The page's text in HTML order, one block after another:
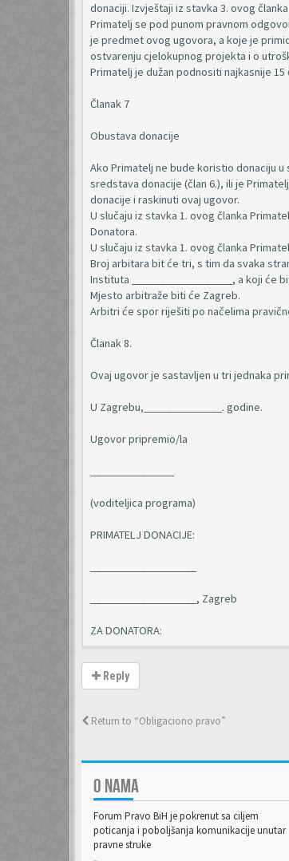
donaciji. Izvještaji iz stavka 3. ovog
Primatelj se pod punom pravnom
je predmet ovog ugovora, a koje je
ostvarenju cjelokupnog projekta i o
Primatelj je dužan podnositi najkasnije
Članak 7
Obustava donacije
Ako Primatelj ne bude koristio donaciju
sredstava donacije (član 6.), ili je
donacije i raskinuti ovaj ugovor.
U slučaju iz stavka 1. ovog članka
Donatora.
U slučaju iz stavka 1. ovog članka
Broj arbitara bit će tri, s tim da svaka
Instituta __________________, a koji će
Mjesto arbitraže biti će Zagreb.
Arbitri će spor riješiti po načelima
Članak 8.
Ovaj ugovor je sastavljen u tri jednaka
U Zagrebu,______________. godine.
Ugovor pripremio/la
(voditeljica programa)
PRIMATELJ DONACIJE:
___________________, Zagreb
ZA DONATORA:
Reply
Return to “Obligaciono pravo”
O NAMA
Forum Pravo BiH je pokrenut sa ciljem
poticanja i poboljšanja komunikacije unutar
pravne struke